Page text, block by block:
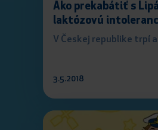
Ako prekabátiť s
laktózovú
V Českej republike trpí
3.5.2018